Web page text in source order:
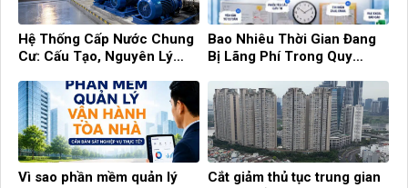
Hệ Thống Cấp Nước Chung
Cư: Cấu Tạo, Nguyên Lý
Hiệu Quả
Bao Nhiêu Thời Gian Đang
Bị Lãng Phí Trong Quy
Vì sao phần mềm quản lý
Cắt giảm thủ tục trung gian